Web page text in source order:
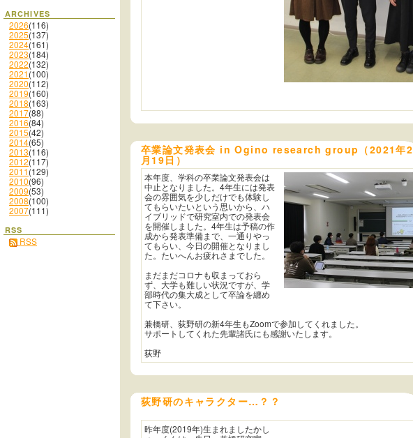
ARCHIVES
2026(116)
2025(137)
2024(161)
2023(184)
2022(132)
2021(100)
2020(112)
2019(160)
2018(163)
2017(88)
2016(84)
2015(42)
2014(65)
2013(116)
2012(117)
2011(129)
2010(96)
2009(53)
2008(100)
2007(111)
RSS
RSS
卒業論文発表会 in Ogino research group（2021年2
月19日）
本年度、学科の卒業論文発表会は
中止となりました。4年生には発表
会の雰囲気を少しだけでも体験し
てもらいたいという思いから、ハ
イブリッドで研究室内での発表会
を開催しました。4年生は予稿の作
成から発表準備まで、一通りやっ
てもらい、今日の開催となりまし
た。たいへんお疲れさまでした。
まだまだコロナも収まっておら
ず、大学も難しい状況ですが、学
部時代の集大成として卒論を纏め
て下さい。
兼橋研、荻野研の新4年生もZoomで参加してくれました。
サポートしてくれた先輩諸氏にも感謝いたします。
荻野
荻野研のキャラクター…？？
昨年度(2019年)生まれましたかし